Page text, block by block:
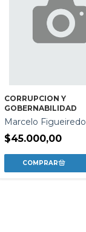
CORRUPCION Y
GOBERNABILIDAD
Marcelo Figueiredo
$45.000,00